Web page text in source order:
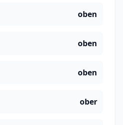
oben
oben
oben
ober